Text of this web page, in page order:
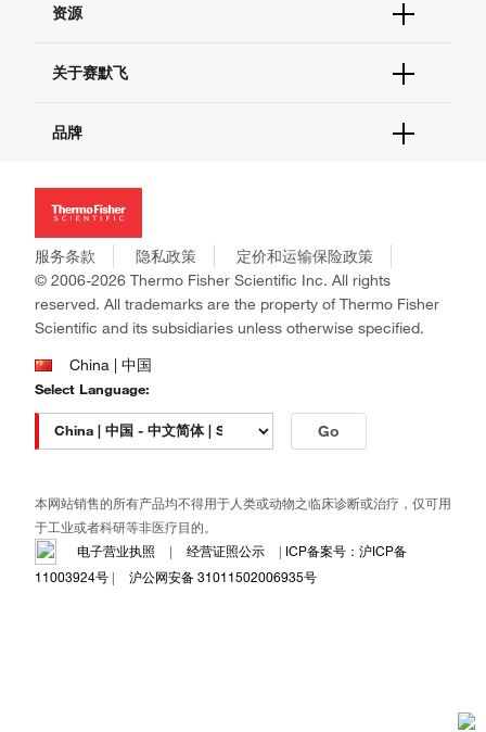
现货供应中心
联系我们 - 400 820 8982
查找文件&证书
资源
促销
社交媒体
关于赛默飞
招聘
新闻
社会责任
商标
政策和通知
品牌
Applied Biosystems
Invitrogen
Gibco
Ion Torrent
Unity Lab Services
Patheon
PPD
服务条款 隐私政策
定价和运输保险政策
© 2006-2026 Thermo Fisher Scientific Inc. All rights
reserved. All trademarks are the property of Thermo Fisher
Scientific and its subsidiaries unless otherwise specified.
China | 中国
Select Language:
Go
本网站销售的所有产品均不得用于人类或动物之临床诊断或治疗，仅可用
于工业或者科研等非医疗目的。
电子营业执照
| 经营证照公示 | ICP备案号：沪ICP备
11003924号 | 沪公网安备 31011502006935号